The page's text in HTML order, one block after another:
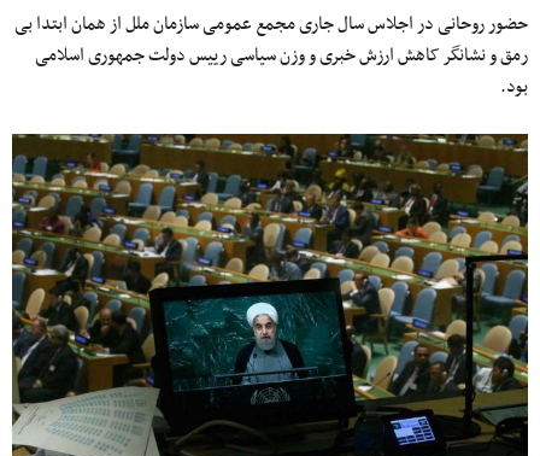
حضور روحانی در اجلاس سال جاری مجمع عمومی سازمان ملل از همان ابتدا بی
رمق و نشانگر کاهش ارزش خبری و وزن سیاسی رییس دولت جمهوری اسلامی
بود.